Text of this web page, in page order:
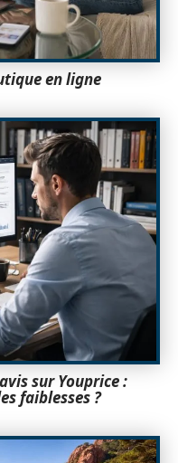
en ligne
sur Youprice :
faiblesses ?